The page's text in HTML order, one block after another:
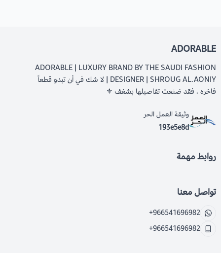
ADORABLE
ADORABLE | LUXURY BRAND BY THE SAUDI FASHION
DESIGNER | SHROUG AL.AONIY | لا شك في أن تبدو قطعاً
فاخره ، فقد صُنعت تفاصيلها بشغف ⚜️
وثيقة العمل الحر
193e5e8d
روابط مهمة
تواصل معنا
+966541696982
+966541696982